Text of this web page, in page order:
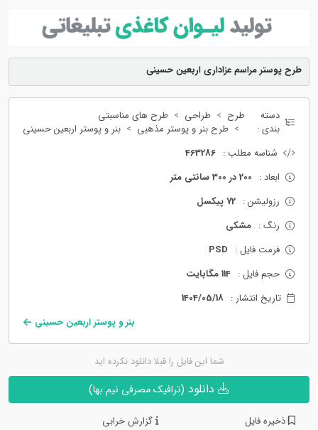
طرح پوستر مراسم عزاداری اربعین حسینی
دسته
بندی :
طرح طراحی
طرح های مناسبتی
طرح بنر و پوستر مذهبی
بنر و پوستر اربعین حسینی
شناسه مطلب : 463286
ابعاد : 200 در 300 سانتی متر
رزولیشن : 72 پیکسل
رنگ : مشکی
فرمت فایل : PSD
حجم فایل : 114 مگابایت
تاریخ انتشار : 1404/05/18
بنر و پوستر اربعین حسینی
شما این فایل را قبلا دانلود نکرده اید
(ترافیک مصرفی نیم بها)
ذخیره فایل گزارش خرابی